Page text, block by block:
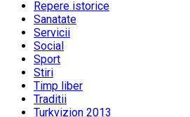
Repere istorice
Sanatate
Servicii
Social
Sport
Stiri
Timp liber
Traditii
Turkvizion 2013